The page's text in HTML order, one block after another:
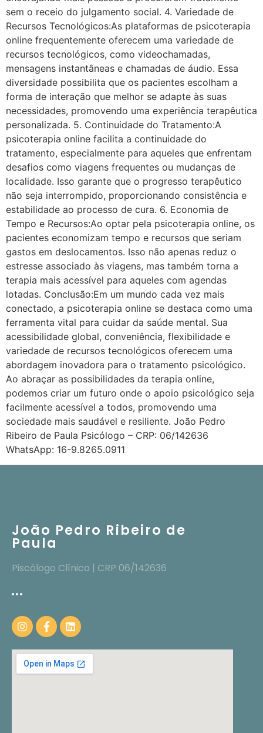
sem o receio do julgamento social. 4. Variedade de
Recursos Tecnológicos:As plataformas de psicoterapia
online frequentemente oferecem uma variedade de
recursos tecnológicos, como videochamadas,
mensagens instantâneas e chamadas de áudio. Essa
diversidade possibilita que os pacientes escolham a
forma de interação que melhor se adapte às suas
necessidades, promovendo uma experiência terapêutica
personalizada. 5. Continuidade do Tratamento:A
psicoterapia online facilita a continuidade do
tratamento, especialmente para aqueles que enfrentam
desafios como viagens frequentes ou mudanças de
localidade. Isso garante que o progresso terapêutico
não seja interrompido, proporcionando consistência e
estabilidade ao processo de cura. 6. Economia de
Tempo e Recursos:Ao optar pela psicoterapia online, os
pacientes economizam tempo e recursos que seriam
gastos em deslocamentos. Isso não apenas reduz o
estresse associado às viagens, mas também torna a
terapia mais acessível para aqueles com agendas
lotadas. Conclusão:Em um mundo cada vez mais
conectado, a psicoterapia online se destaca como uma
ferramenta vital para cuidar da saúde mental. Sua
acessibilidade global, conveniência, flexibilidade e
variedade de recursos tecnológicos oferecem uma
abordagem inovadora para o tratamento psicológico.
Ao abraçar as possibilidades da terapia online,
podemos criar um futuro onde o apoio psicológico seja
facilmente acessível a todos, promovendo uma
sociedade mais saudável e resiliente. João Pedro
Ribeiro de Paula Psicólogo – CRP: 06/142636
WhatsApp: 16-9.8265.0911
João Pedro Ribeiro de
Paula
Piscólogo Clínico | CRP 06/142636